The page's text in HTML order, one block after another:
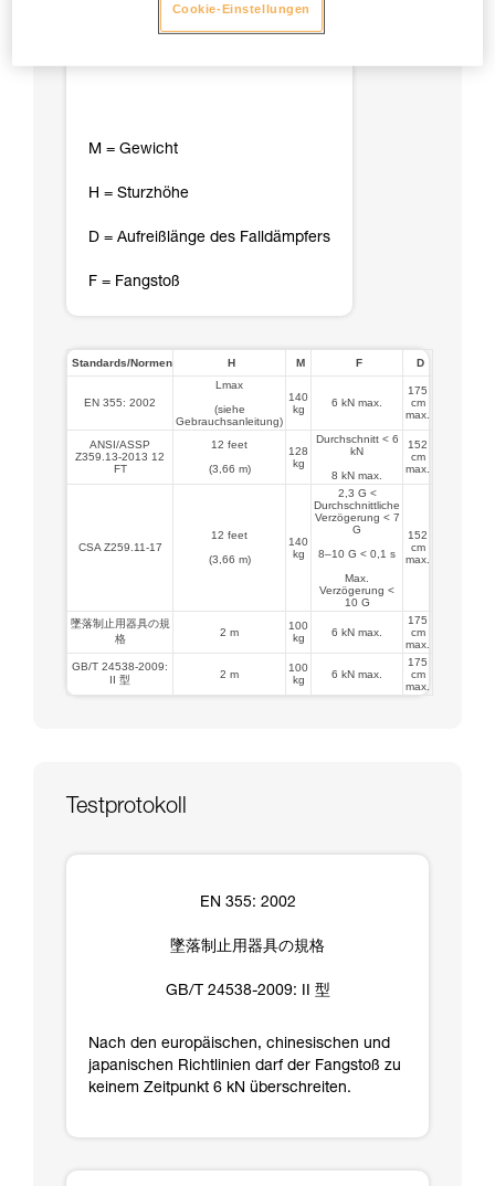
M = Gewicht
H = Sturzhöhe
D = Aufreißlänge des Falldämpfers
F = Fangstoß
Standards/Normen H M F D
EN 355: 2002
Lmax
(siehe
Gebrauchsanleitung)
140
kg
6 kN max.
175
cm
max.
ANSI/ASSP
Z359.13-2013 12
FT
12 feet
(3,66 m)
128
kg
Durchschnitt < 6
kN
8 kN max.
152
cm
max.
CSA Z259.11-17
12 feet
(3,66 m)
140
kg
2,3 G <
Durchschnittliche
Verzögerung < 7
G
8–10 G < 0,1 s
Max.
Verzögerung <
10 G
152
cm
max.
墜落制止用器具の規
格
2 m
100
kg
6 kN max.
175
cm
max.
GB/T 24538-2009:
II 型
2 m
100
kg
6 kN max.
175
cm
max.
Testprotokoll
EN 355: 2002
墜落制止用器具の規格
GB/T 24538-2009: II 型
Nach den europäischen, chinesischen und
japanischen Richtlinien darf der Fangstoß zu
keinem Zeitpunkt 6 kN überschreiten.
Cookie-Einstellungen